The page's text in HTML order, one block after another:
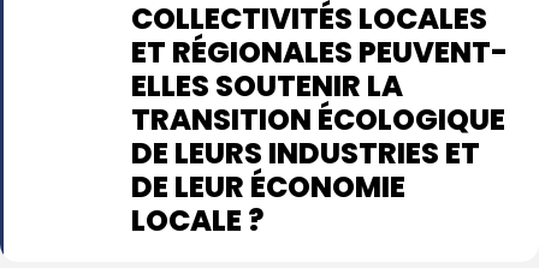
COLLECTIVITÉS LOCALES
ET RÉGIONALES PEUVENT-
ELLES SOUTENIR LA
TRANSITION ÉCOLOGIQUE
DE LEURS INDUSTRIES ET
DE LEUR ÉCONOMIE
LOCALE ?